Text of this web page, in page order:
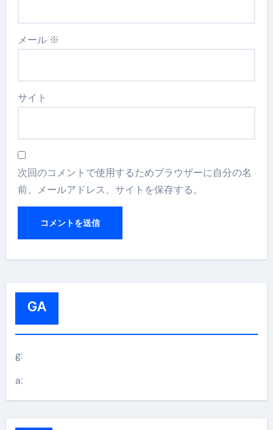
メール ※
サイト
次回のコメントで使用するためブラウザーに自分の名
前、メールアドレス、サイトを保存する。
GA
g:
a: